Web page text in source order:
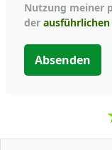
Nutzung meiner
der
Absenden